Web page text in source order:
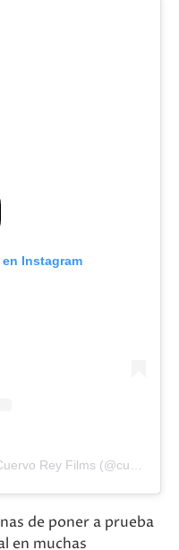
Instagram
de poner a prueba
en muchas